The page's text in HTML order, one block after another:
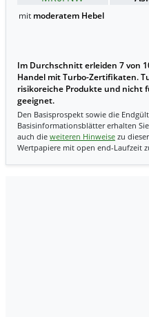
mit moderatem Hebel
Im Durchschnitt erleiden 7 von
Handel mit Turbo-Zertifikaten.
risikoreiche Produkte und nicht
geeignet.
Den Basisprospekt sowie die
Basisinformationsblätter erhalten
auch die weiteren Hinweise zu
Wertpapiere mit open end-Laufzeit